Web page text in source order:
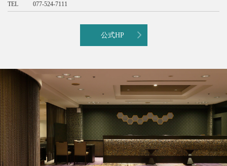
TEL 077-524-7111
公式HP